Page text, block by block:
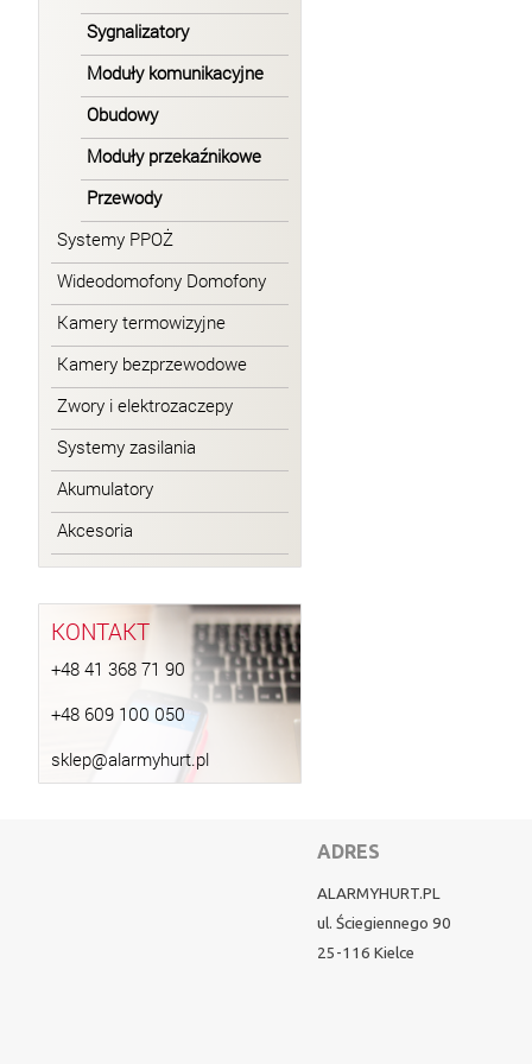
Sygnalizatory
Moduły komunikacyjne
Obudowy
Moduły przekaźnikowe
Przewody
Systemy PPOŻ
Wideodomofony Domofony
Kamery termowizyjne
Kamery bezprzewodowe
Zwory i elektrozaczepy
Systemy zasilania
Akumulatory
Akcesoria
KONTAKT
+48 41 368 71 90
+48 609 100 050
sklep@alarmyhurt.pl
ADRES
ALARMYHURT.PL
ul. Ściegiennego 90
25-116 Kielce